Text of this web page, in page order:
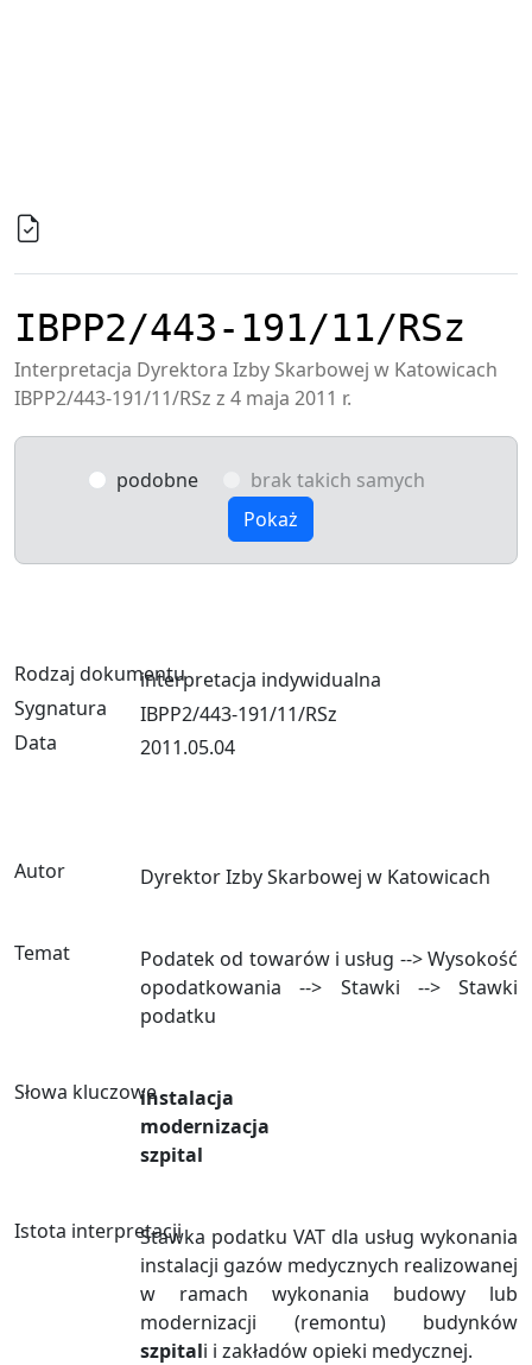
IBPP2/443-191/11/RSz
Interpretacja Dyrektora Izby Skarbowej w Katowicach
IBPP2/443-191/11/RSz z 4 maja 2011 r.
podobne
brak takich samych
Pokaż
Rodzaj dokumentuinterpretacja indywidualna
Sygnatura
IBPP2/443-191/11/RSz
Data
2011.05.04
Autor Dyrektor Izby Skarbowej w Katowicach
Temat
Podatek od towarów i usług --> Wysokość
opodatkowania --> Stawki --> Stawki
podatku
Słowa kluczoweinstalacja
modernizacja
szpital
Istota interpretacjiStawka podatku VAT dla usług wykonania
instalacji gazów medycznych realizowanej
w ramach wykonania budowy lub
modernizacji (remontu) budynków
szpitali i zakładów opieki medycznej.